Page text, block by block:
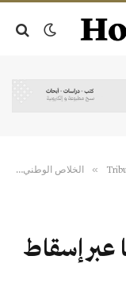
» الخلاص الوطني يمر حتما عبر إسقاط اللغة الفرنسية
عبر إسقاط